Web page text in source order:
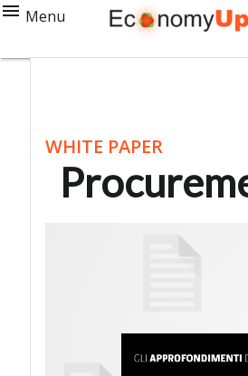
Menu
WHITE PAPER